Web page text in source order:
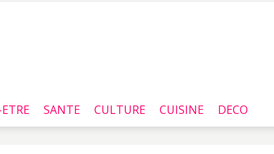
SANTE CULTURE CUISINE DECO